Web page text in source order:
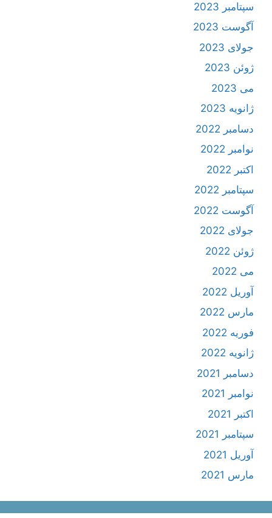
سپتامبر 2023
آگوست 2023
جولای 2023
ژوئن 2023
می 2023
ژانویه 2023
دسامبر 2022
نوامبر 2022
اکتبر 2022
سپتامبر 2022
آگوست 2022
جولای 2022
ژوئن 2022
می 2022
آوریل 2022
مارس 2022
فوریه 2022
ژانویه 2022
دسامبر 2021
نوامبر 2021
اکتبر 2021
سپتامبر 2021
آوریل 2021
مارس 2021